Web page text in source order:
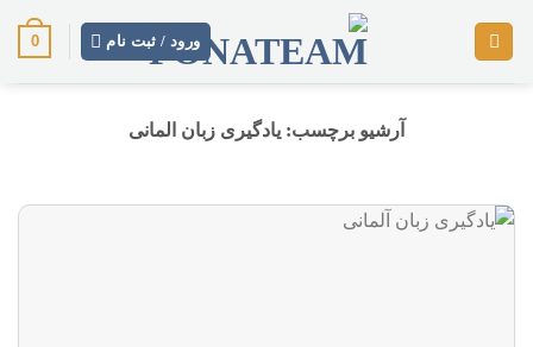
ورود / ثبت نام 0
آرشیو برچسب: یادگیری زبان المانی